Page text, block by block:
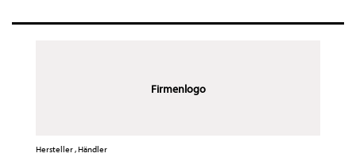
Firmenlogo
Hersteller , Händler